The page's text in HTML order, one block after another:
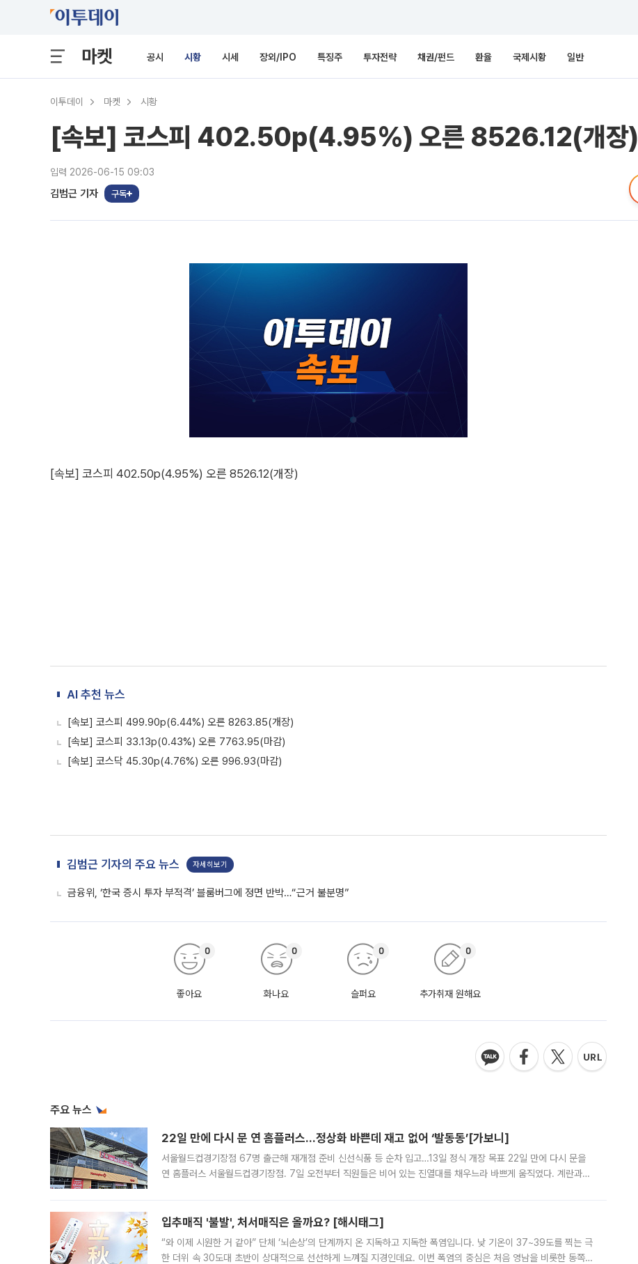
마켓 공시 시황 시세 장외/IPO 특징주 투자전략 채권/펀드 환율 국제시황 일반
이투데이 마켓 시황
[속보] 코스피 402.50p(4.95%) 오른 8526.12(개장)
입력 2026-06-15 09:03
김범근 기자 구독
[속보] 코스피 402.50p(4.95%) 오른 8526.12(개장)
AI 추천 뉴스
[속보] 코스피 499.90p(6.44%) 오른 8263.85(개장)
[속보] 코스피 33.13p(0.43%) 오른 7763.95(마감)
[속보] 코스닥 45.30p(4.76%) 오른 996.93(마감)
김범근 기자의 주요 뉴스 자세히보기
금융위, ‘한국 증시 투자 부적격’ 블룸버그에 정면 반박…“근거 불분명”
좋아요
0
화나요
0
슬퍼요
0
추가취재 원해요
0
주요 뉴스
22일 만에 다시 문 연 홈플러스…정상화 바쁜데 재고 없어 ‘발동동’[가보니]
서울월드컵경기장점 67명 출근해 재개점 준비 신선식품 등 순차 입고…13일 정식 개장 목표 22일 만에 다시 문을
연 홈플러스 서울월드컵경기장점. 7일 오전부터 직원들은 비어 있는 진열대를 채우느라 바쁘게 움직였다. 계란과
입추매직 '불발', 처서매직은 올까요? [해시태그]
“와 이제 시원한 거 같아” 단체 ‘뇌손상’의 단계까지 온 지독하고 지독한 폭염입니다. 낮 기온이 37~39도를 찍는 극
한 더위 속 30도대 초반이 상대적으로 선선하게 느껴질 지경인데요. 이번 폭염의 중심은 처음 영남을 비롯한 동쪽